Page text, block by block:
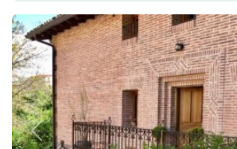
Anterior